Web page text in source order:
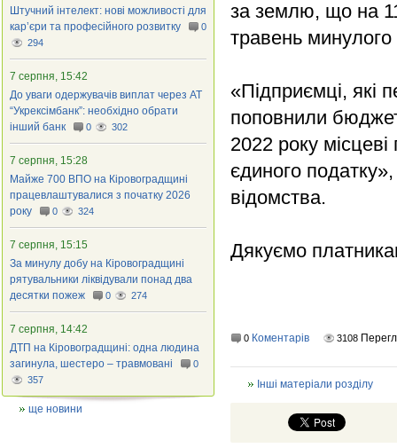
за землю, що на
травень
«Підприємці, які
поповнили
2022 року
єдиного
відомства.
Дякуємо
0 Коментарів 3108
Інші матеріали розділу
Штучний інтелект: нові можливості для
кар’єри та професійного розвитку
0
294
7 серпня, 15:42
До уваги одержувачів виплат через АТ
“Укрексімбанк”: необхідно обрати
інший банк
0 302
7 серпня, 15:28
Майже 700 ВПО на Кіровоградщині
працевлаштувалися з початку 2026
року
0 324
7 серпня, 15:15
За минулу добу на Кіровоградщині
рятувальники ліквідували понад два
десятки пожеж
0 274
7 серпня, 14:42
ДТП на Кіровоградщині: одна людина
загинула, шестеро – травмовані
0
357
ще новини